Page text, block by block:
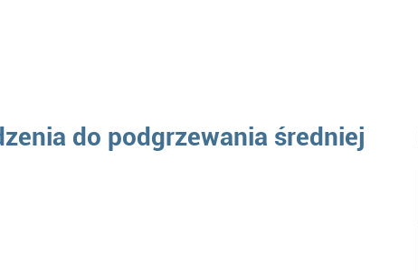
do podgrzewania średniej